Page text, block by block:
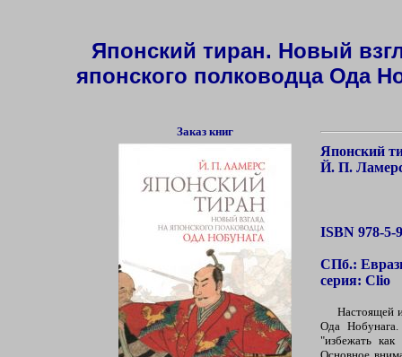
Японский тиран. Новый
японского полководца Ода
Заказ книг
Японский
Й. П.
ISBN 978-5-
СПб.:
серия: Clio
Настоящей
Ода
"избежать как